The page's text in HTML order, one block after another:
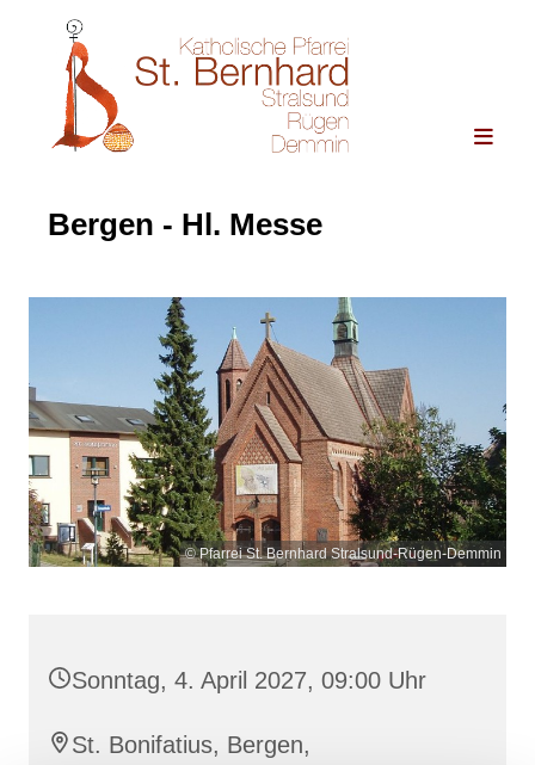
Bergen - Hl. Messe
© Pfarrei St. Bernhard Stralsund-Rügen-Demmin
Sonntag, 4. April 2027, 09:00 Uhr
St. Bonifatius, Bergen,